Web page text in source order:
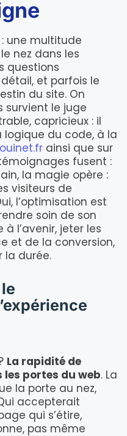
une multitude
nez dans les
questions
et parfois le
du site. On
survient le juge
capricieux : il
logique du code, à la
ainsi que sur
fusent :
la magie opère :
visiteurs de
l’optimisation est
soin de son
l’avenir, jeter les
et de la conversion,
la durée.
La rapidité de
portes du web. La
la porte au nez,
accepterait
qui s’étire,
pas même